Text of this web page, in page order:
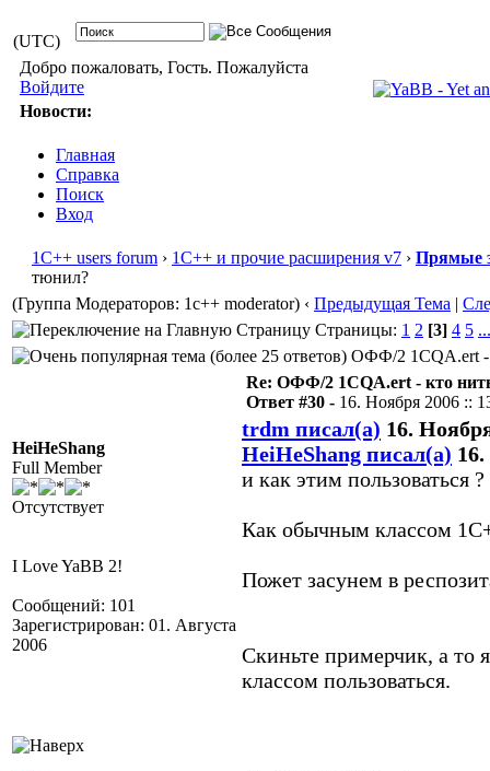
(UTC)
Добро пожаловать, Гость. Пожалуйста
Войдите
Новости:
Главная
Справка
Поиск
Вход
1С++ users forum › 1С++ и прочие расширения v7 › Прямые
тюнил?
(Группа Модераторов: 1c++ moderator) ‹ Предыдущая Тема |
Страницы: 1 2 [3] 4 5 ...
ОФФ/2 1CQA.ert -
HeiHeShang
Full Member
Отсутствует
I Love YaBB 2!
Сообщений: 101
Зарегистрирован: 01. Августа
2006
Re: ОФФ/2 1CQA.ert - кто
Ответ #30 - 16. Ноября 2006 ::
trdm писал(а) 16.
HeiHeShang писал(а)
и как этим пользоваться ?
Как обычным классом
Пожет засунем в
Скиньте примерчик, а то
классом пользоваться.